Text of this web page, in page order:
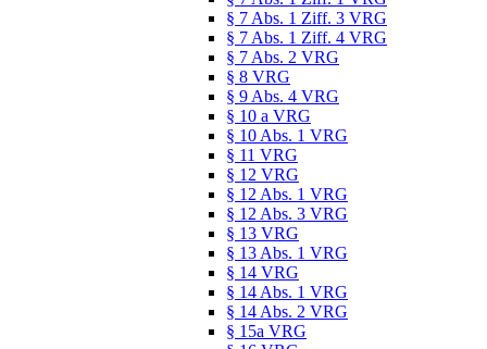
§ 7 Abs. 1 Ziff. 3 VRG
§ 7 Abs. 1 Ziff. 4 VRG
§ 7 Abs. 2 VRG
§ 8 VRG
§ 9 Abs. 4 VRG
§ 10 a VRG
§ 10 Abs. 1 VRG
§ 11 VRG
§ 12 VRG
§ 12 Abs. 1 VRG
§ 12 Abs. 3 VRG
§ 13 VRG
§ 13 Abs. 1 VRG
§ 14 VRG
§ 14 Abs. 1 VRG
§ 14 Abs. 2 VRG
§ 15a VRG